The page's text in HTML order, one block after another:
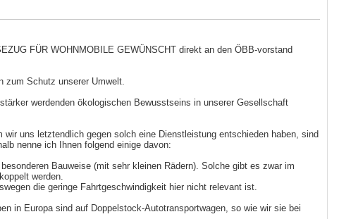
FÜR WOHNMOBILE GEWÜNSCHT direkt an den ÖBB-vorstand
zum Schutz unserer Umwelt.
werdenden ökologischen Bewusstseins in unserer Gesellschaft
uns letztendlich gegen solch eine Dienstleistung entschieden haben, sind
nenne ich Ihnen folgend einige davon:
Bauweise (mit sehr kleinen Rädern). Solche gibt es zwar im
werden.
die geringe Fahrtgeschwindigkeit hier nicht relevant ist.
in Europa sind auf Doppelstock-Autotransportwagen, so wie wir sie bei